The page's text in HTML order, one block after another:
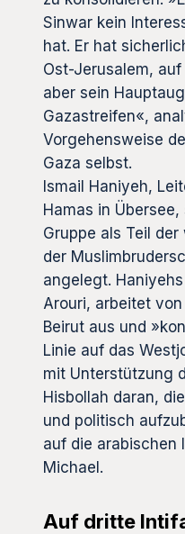
Sinwar kein
hat. Er hat
Ost-Jerusalem,
aber sein
Gazastreifen«,
Vorgehensweise
Gaza selbst.
Ismail Haniyeh,
Hamas in
Gruppe als Teil
der
angelegt.
Arouri, arbeitet
Beirut aus und
Linie auf das
mit Unterstützung
Hisbollah daran,
und politisch
auf die arabischen
Michael.
Auf dritte